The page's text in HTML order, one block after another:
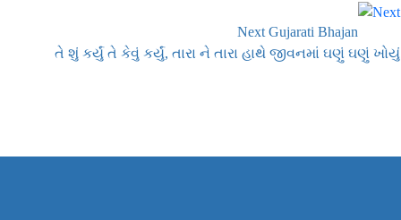
Next Gujarati Bhajan
તે શું કર્યું તે કેવું કર્યું, તારા ને તારા હાથે જીવનમાં ઘણું ઘણું ખોયું